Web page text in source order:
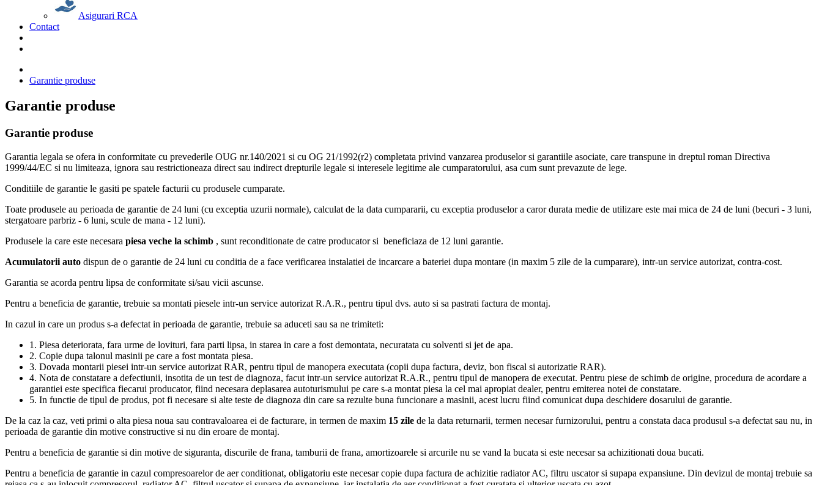
Asigurari RCA
Contact
Garantie produse
Garantie produse
Garantie produse
Garantia legala se ofera in conformitate cu prevederile OUG nr.140/2021 si cu OG 21/1992(r2) completata privind vanzarea produselor si garantiile asociate, care transpune in dreptul roman Directiva
1999/44/EC si nu limiteaza, ignora sau restrictioneaza direct sau indirect drepturile legale si interesele legitime ale cumparatorului, asa cum sunt prevazute de lege.
Conditiile de garantie le gasiti pe spatele facturii cu produsele cumparate.
Toate produsele au perioada de garantie de 24 luni (cu exceptia uzurii normale), calculat de la data cumpararii, cu exceptia produselor a caror durata medie de utilizare este mai mica de 24 de luni (becuri - 3 luni,
stergatoare parbriz - 6 luni, scule de mana - 12 luni).
Produsele la care este necesara piesa veche la schimb , sunt reconditionate de catre producator si beneficiaza de 12 luni garantie.
Acumulatorii auto dispun de o garantie de 24 luni cu conditia de a face verificarea instalatiei de incarcare a bateriei dupa montare (in maxim 5 zile de la cumparare), intr-un service autorizat, contra-cost.
Garantia se acorda pentru lipsa de conformitate si/sau vicii ascunse.
Pentru a beneficia de garantie, trebuie sa montati piesele intr-un service autorizat R.A.R., pentru tipul dvs. auto si sa pastrati factura de montaj.
In cazul in care un produs s-a defectat in perioada de garantie, trebuie sa aduceti sau sa ne trimiteti:
1. Piesa deteriorata, fara urme de lovituri, fara parti lipsa, in starea in care a fost demontata, necuratata cu solventi si jet de apa.
2. Copie dupa talonul masinii pe care a fost montata piesa.
3. Dovada montarii piesei intr-un service autorizat RAR, pentru tipul de manopera executata (copii dupa factura, deviz, bon fiscal si autorizatie RAR).
4. Nota de constatare a defectiunii, insotita de un test de diagnoza, facut intr-un service autorizat R.A.R., pentru tipul de manopera de executat. Pentru piese de schimb de origine, procedura de acordare a
garantiei este specifica fiecarui producator, fiind necesara deplasarea autoturismului pe care s-a montat piesa la cel mai apropiat dealer, pentru emiterea notei de constatare.
5. In functie de tipul de produs, pot fi necesare si alte teste de diagnoza din care sa rezulte buna funcionare a masinii, acest lucru fiind comunicat dupa deschidere dosarului de garantie.
De la caz la caz, veti primi o alta piesa noua sau contravaloarea ei de facturare, in termen de maxim 15 zile de la data returnarii, termen necesar furnizorului, pentru a constata daca produsul s-a defectat sau nu, in
perioada de garantie din motive constructive si nu din eroare de montaj.
Pentru a beneficia de garantie si din motive de siguranta, discurile de frana, tamburii de frana, amortizoarele si arcurile nu se vand la bucata si este necesar sa achizitionati doua bucati.
Pentru a beneficia de garantie in cazul compresoarelor de aer conditionat, obligatoriu este necesar copie dupa factura de achizitie radiator AC, filtru uscator si supapa expansiune. Din devizul de montaj trebuie sa